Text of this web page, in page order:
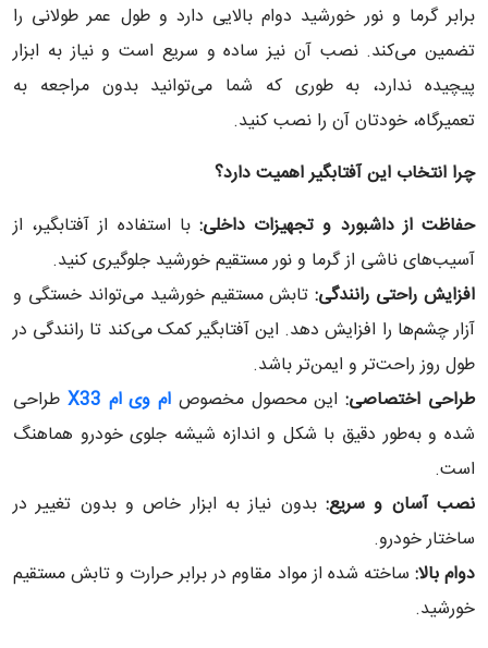
برابر گرما و نور خورشید دوام بالایی دارد و طول عمر طولانی را
تضمین می‌کند. نصب آن نیز ساده و سریع است و نیاز به ابزار
پیچیده ندارد، به طوری که شما می‌توانید بدون مراجعه به
تعمیرگاه، خودتان آن را نصب کنید.
چرا انتخاب این آفتابگیر اهمیت دارد؟
حفاظت از داشبورد و تجهیزات داخلی: با استفاده از آفتابگیر، از
آسیب‌های ناشی از گرما و نور مستقیم خورشید جلوگیری کنید.
افزایش راحتی رانندگی:تابش مستقیم خورشید می‌تواند خستگی و
آزار چشم‌ها را افزایش دهد. این آفتابگیر کمک می‌کند تا رانندگی در
طول روز راحت‌تر و ایمن‌تر باشد.
طراحی اختصاصی:این محصول مخصوص ام وی ام
طراحی
شده و به‌طور دقیق با شکل و اندازه شیشه جلوی خودرو هماهنگ
است.
نصب آسان و سریع: بدون نیاز به ابزار خاص و بدون تغییر در
ساختار خودرو.
دوام بالا: ساخته شده از مواد مقاوم در برابر حرارت و تابش مستقیم
خورشید.